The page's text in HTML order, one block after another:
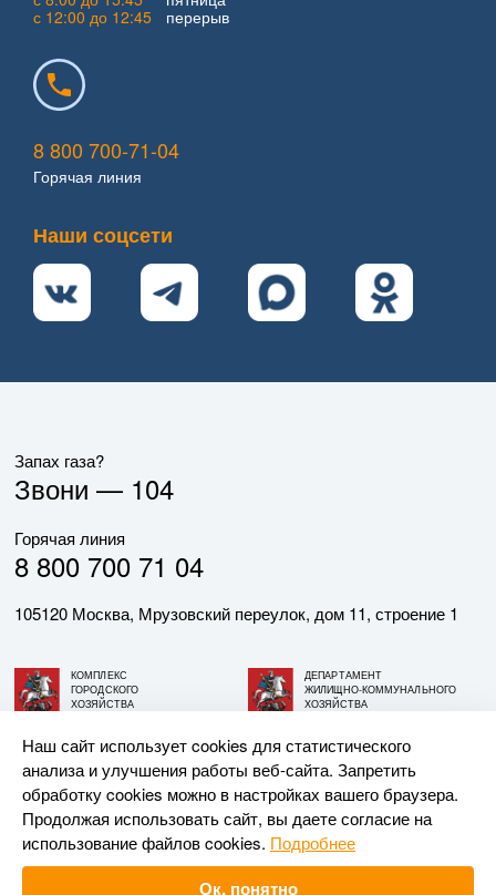
с 12:00 до 12:45
перерыв
8 800 700-71-04
Горячая линия
Наши соцсети
Запах газа?
Звони — 104
Горячая линия
8 800 700 71 04
105120 Москва, Мрузовский переулок, дом 11, строение 1
КОМПЛЕКС
ГОРОДСКОГО
ХОЗЯЙСТВА
ДЕПАРТАМЕНТ
ЖИЛИЩНО-КОММУНАЛЬНОГО
ХОЗЯЙСТВА
© АО «МОСГАЗ», 2026. При использовании материалов
ссылка на сайт обязательна.
Разработка и поддержка —Upriver
Наш сайт использует cookies для статистического
анализа и улучшения работы веб-сайта. Запретить
обработку cookies можно в настройках вашего браузера.
Продолжая использовать сайт, вы даете согласие на
использование файлов cookies. Подробнее
Ок, понятно